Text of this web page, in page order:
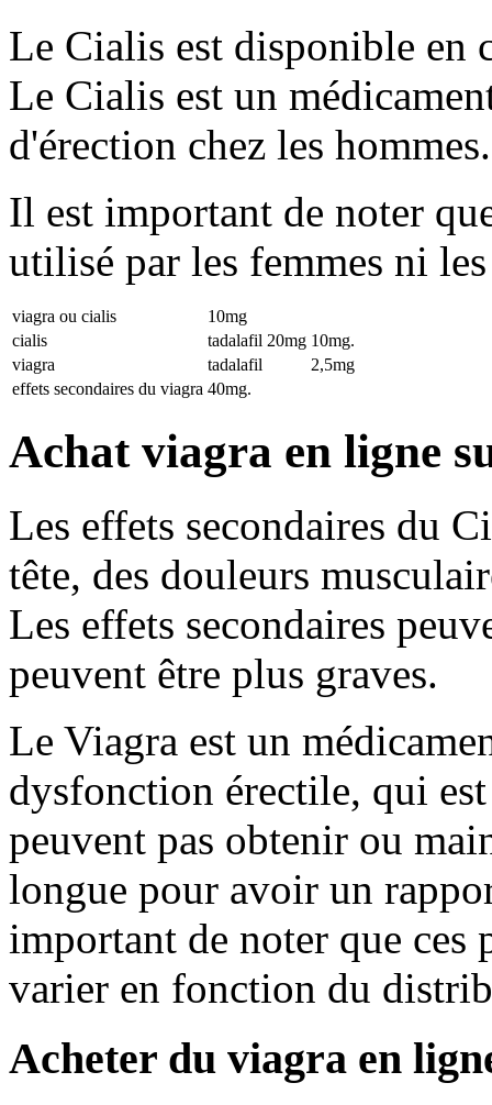
Le Cialis est disponible en
Le Cialis est un
d'érection chez les hommes.
Il est important de noter
utilisé par les femmes ni
viagra ou cialis
10mg
cialis
tadalafil 20mg 10mg.
viagra
tadalafil
2,5mg
effets secondaires du viagra 40mg.
Achat viagra en ligne
Les effets secondaires du
tête, des douleurs
Les effets secondaires
peuvent être plus graves.
Le Viagra est un
dysfonction érectile, qui
peuvent pas obtenir ou
longue pour avoir un
important de noter que
varier en fonction du
Acheter du viagra en